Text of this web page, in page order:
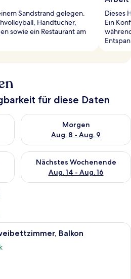
Sandstrand gelegen.
Handtücher,
sowie ein Restaurant am
Dieses
Ein
für diese Daten
für heute Nacht, Aug. 7 - Aug. 8.
Morgen
Aug. 8 - Aug. 9
Überprüfe die Verfügbarkeit
für dieses Wochenende, Aug. 7
Nächstes Wochenende
Aug. 14 - Aug. 16
Überprüfe die Verfügbarkeit
Ein Hotelzimmer mit einem großen
Balkon